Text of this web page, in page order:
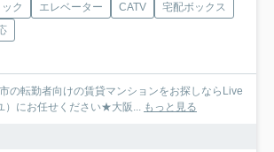
ク エレベーター CATV
宅配ボックス
の転勤者向けの賃貸マンションをお探しならLive
）にお任せください★大阪... もっと見る